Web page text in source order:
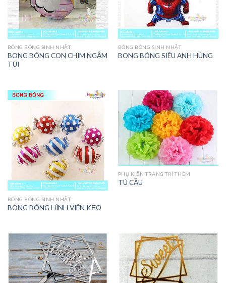
BÓNG BÓNG SINH NHẬT
BONG BÓNG CON CHIM NGẬM
TÚI
BÓNG BÓNG SINH NHẬT
BONG BÓNG SIÊU ANH HÙNG
BÓNG BÓNG SINH NHẬT
BONG BÓNG HÌNH VIÊN KẸO
PHỤ KIỆN TRANG TRÍ THÊM
TÚ CẦU